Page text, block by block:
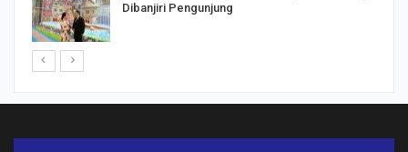
Dibanjiri Pengunjung